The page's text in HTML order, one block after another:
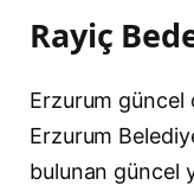
Rayiç
Erzurum güncel
Erzurum
bulunan güncel